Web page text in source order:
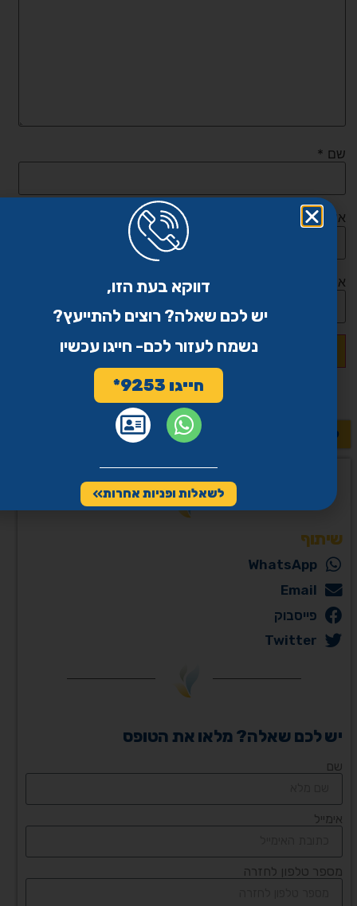
שם *
אימייל*
אתר
לשאלות נוספות >>
שיתוף
WhatsApp
Email
פייסבוק
Twitter
יש לכם שאלה? מלאו את הטופס
שם
אימייל
מספר טלפון לחזרה
דווקא בעת הזו,
יש לכם שאלה? רוצים להתייעץ?
נשמח לעזור לכם- חייגו עכשיו
חייגו 9253*
לשאלות ופניות אחרות